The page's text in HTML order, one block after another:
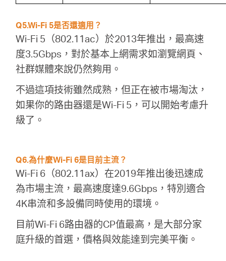
Q5.Wi-Fi 5是否還適用？
Wi-Fi 5（802.11ac）於2013年推出，最高速
度3.5Gbps，對於基本上網需求如瀏覽網頁、
社群媒體來說仍然夠用。
不過這項技術雖然成熟，但正在被市場淘汰，
如果你的路由器還是Wi-Fi 5，可以開始考慮升
級了。
Q6.為什麼Wi-Fi 6是目前主流？
Wi-Fi 6（802.11ax）在2019年推出後迅速成
為市場主流，最高速度達9.6Gbps，特別適合
4K串流和多設備同時使用的環境。
目前Wi-Fi 6路由器的CP值最高，是大部分家
庭升級的首選，價格與效能達到完美平衡。